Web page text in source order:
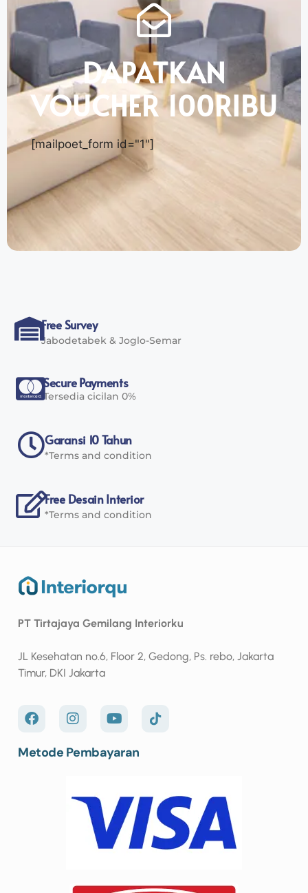
DAPATKAN
VOUCHER 100RIBU
[mailpoet_form id="1"]
Free Survey
Jabodetabek & Joglo-Semar
Secure Payments
Tersedia cicilan 0%
Garansi 10 Tahun
*Terms and condition
Free Desain Interior
*Terms and condition
PT Tirtajaya Gemilang Interiorku
JL Kesehatan no.6, Floor 2, Gedong, Ps. rebo, Jakarta
Timur, DKI Jakarta
Metode Pembayaran